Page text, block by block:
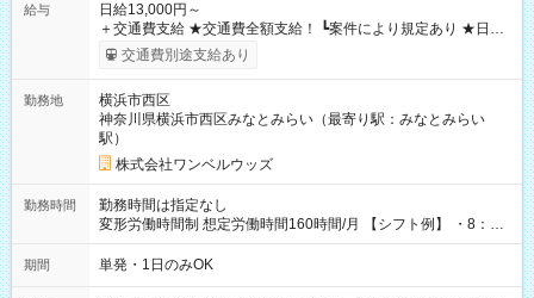
給与
日給13,000円～
＋交通費支給 ★交通費全額支給！ ┗案件により規定あり ★日払
いOK！（規定あり） ┗働いたその日に現金GET♪ お仕事後はコ
ンビニATMから 日払い分を引き落とせます！ 【試用期間】試
交通費別途支給あり
勤務地
横浜市西区
神奈川県横浜市西区みなとみらい（最寄り駅：みなとみらい
駅）
株式会社ワンベルウッズ
勤務時間
勤務時間は指定なし
変形労働時間制 想定労働時間160時間/月 【シフト例】 ・8：00
～21：00
期間 単発・1日のみOK